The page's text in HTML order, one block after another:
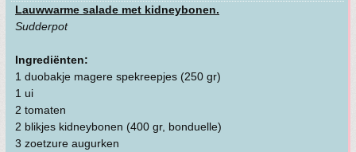
Lauwwarme salade met kidneybonen.
Sudderpot
Ingrediënten:
1 duobakje magere spekreepjes (250 gr)
1 ui
2 tomaten
2 blikjes kidneybonen (400 gr, bonduelle)
3 zoetzure augurken